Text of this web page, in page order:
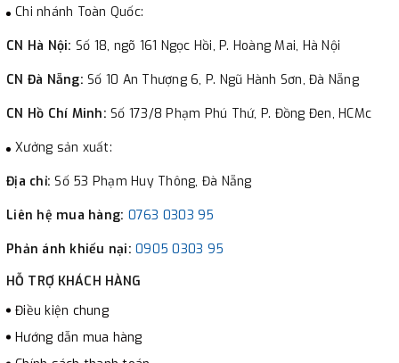
Chi nhánh Toàn Quốc:
CN Hà Nội: Số 18, ngõ 161 Ngọc Hồi, P. Hoàng Mai, Hà Nội
CN Đà Nẵng: Số 10 An Thượng 6, P. Ngũ Hành Sơn, Đà Nẵng
CN Hồ Chí Minh: Số 173/8 Phạm Phú Thứ, P. Đồng Đen, HCMc
Xưởng sản xuất:
Địa chỉ:Số 53 Phạm Huy Thông, Đà Nẵng
Liên hệ mua hàng: 0763 0303 95
Phản ánh khiếu nại: 0905 0303 95
HỖ TRỢ KHÁCH HÀNG
Điều kiện chung
Hướng dẫn mua hàng